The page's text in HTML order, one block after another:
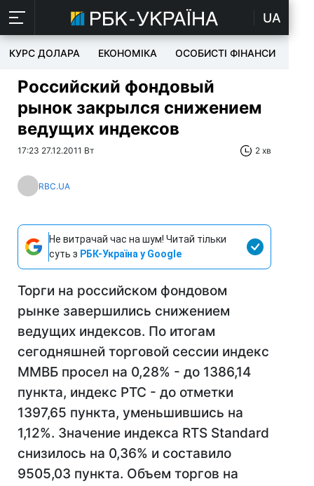
UA
КУРС ДОЛАРА ЕКОНОМІКА ОСОБИСТІ ФІНАНСИ
Российский фондовый
рынок закрылся снижением
ведущих индексов
17:23 27.12.2011 Вт 2 хв
RBC.UA
Не витрачай час на шум! Читай тільки
суть з РБК-Україна у Google
Торги на российском фондовом
рынке завершились снижением
ведущих индексов. По итогам
сегодняшней торговой сессии индекс
ММВБ просел на 0,28% - до 1386,14
пункта, индекс РТС - до отметки
1397,65 пункта, уменьшившись на
1,12%. Значение индекса RTS Standard
снизилось на 0,36% и составило
9505,03 пункта. Объем торгов на